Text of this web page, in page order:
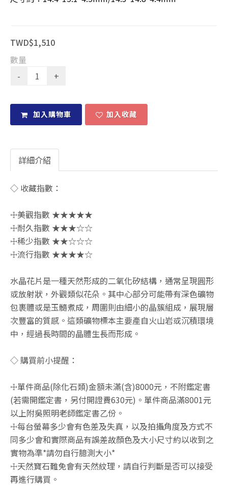
TWD$1,510
數量
加入購物車 加入收藏
詳細介紹
◇ 收藏指數：
☩美觀指數 ★★★★★
☩耐久指數 ★★★☆☆
☩稀少指數 ★★☆☆☆
☩流行指數 ★★★★☆
水晶花片是一種天然形成的二氧化矽結構，通常呈現圓形
或放射狀，外觀類似花朵。其中心部分可能帶有深色礦物
包裹體或是玉髓煮成，周圍則由細小的晶簇組成，展現層
次豐富的質感。這類礦物標本主要產自火山岩或沉積環境
中，經過長時間的晶體生長而形成。
◇ 購買前小提醒：
☩單件商品(除化石類)金額未滿(含)8000元，不附鑑定書
(若需開鑑定書，另付開證費630元)。單件商品滿8001元
以上附吳照明老師鑑定書乙份。
☩每台螢幕多少會有色差及失真，以及拍攝角度及方式不
同多少會和實際商品有誤差故顏色及大小尺寸約以收到之
實物為準*請勿自行臆測大小*
☩天然寶石難免會有天然紋理，請自行判斷是否可以接受
再進行購買。